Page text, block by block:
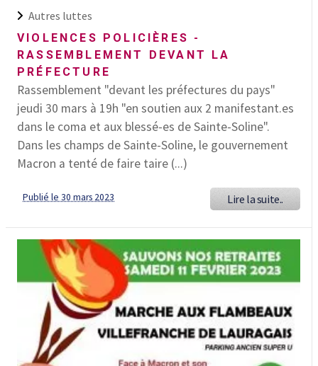
Autres luttes
VIOLENCES POLICIÈRES -
RASSEMBLEMENT DEVANT LA
PRÉFECTURE
Rassemblement "devant les préfectures du pays"
jeudi 30 mars à 19h "en soutien aux 2 manifestant.es
dans le coma et aux blessé-es de Sainte-Soline".
Dans les champs de Sainte-Soline, le gouvernement
Macron a tenté de faire taire (...)
Publié le 30 mars 2023 Lire la suite..